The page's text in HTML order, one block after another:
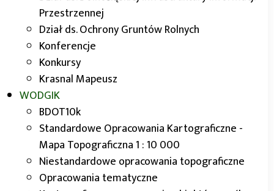
Przestrzennej
Dział ds. Ochrony Gruntów Rolnych
Konferencje
Konkursy
Krasnal Mapeusz
WODGIK
BDOT10k
Standardowe Opracowania Kartograficzne -
Mapa Topograficzna 1 : 10 000
Niestandardowe opracowania topograficzne
Opracowania tematyczne
Narodzenia